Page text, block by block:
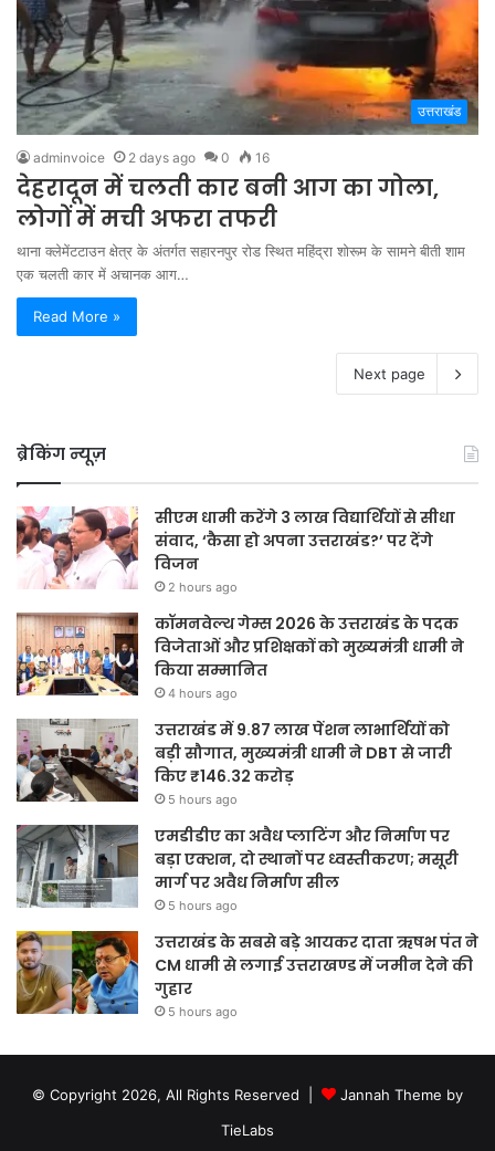
उत्तराखंड
adminvoice 2 days ago 0 16
देहरादून में चलती कार बनी आग का गोला,
लोगों में मची अफरा तफरी
थाना क्लेमेंटटाउन क्षेत्र के अंतर्गत सहारनपुर रोड स्थित महिंद्रा शोरूम के सामने बीती शाम
एक चलती कार में अचानक आग…
Read More »
Next page
ब्रेकिंग न्यूज़
सीएम धामी करेंगे 3 लाख विद्यार्थियों से सीधा
संवाद, ‘कैसा हो अपना उत्तराखंड?’ पर देंगे
विजन
2 hours ago
कॉमनवेल्थ गेम्स 2026 के उत्तराखंड के पदक
विजेताओं और प्रशिक्षकों को मुख्यमंत्री धामी ने
किया सम्मानित
4 hours ago
उत्तराखंड में 9.87 लाख पेंशन लाभार्थियों को
बड़ी सौगात, मुख्यमंत्री धामी ने DBT से जारी
किए ₹146.32 करोड़
5 hours ago
एमडीडीए का अवैध प्लाटिंग और निर्माण पर
बड़ा एक्शन, दो स्थानों पर ध्वस्तीकरण; मसूरी
मार्ग पर अवैध निर्माण सील
5 hours ago
उत्तराखंड के सबसे बड़े आयकर दाता ऋषभ पंत ने
CM धामी से लगाई उत्तराखण्ड में जमीन देने की
गुहार
5 hours ago
© Copyright 2026, All Rights Reserved |
Jannah Theme by
TieLabs